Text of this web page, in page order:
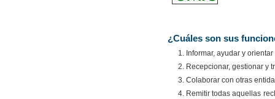
¿Cuáles son sus
Informar, ayudar y
Recepcionar, gestionar y
Colaborar con otras
Remitir todas aquellas